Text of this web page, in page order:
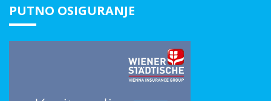
PUTNO OSIGURANJE